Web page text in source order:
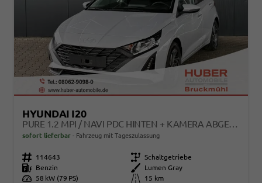
HYUNDAI I20
PURE 1.2 MPI / NAVI PDC HINTEN + KAMERA ABGEDUNKELTE SCHEIBEN TEMPOMAT ALU 16"
sofort lieferbar Fahrzeug mit Tageszulassung
Fahrzeugnr. 114643 Getriebe Schaltgetriebe
Kraftstoff
Benzin Außenfarbe
Lumen Gray
Leistung
58 kW (79 PS) Kilometerstand
15 km